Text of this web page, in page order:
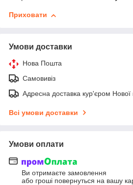
Приховати
Умови доставки
Нова Пошта
Самовивіз
Адресна доставка кур'єром Нової
Всі умови доставки
Умови оплати
Ви отримаєте замовлення
або гроші повернуться на вашу